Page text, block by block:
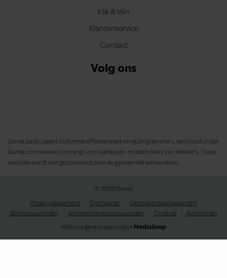
Klik & Win
Klantenservice
Contact
Volg ons
Santé participeert in diverse affiliate marketing programma’s, dat houdt in dat
Santé commissies ontvangt voor aankopen middels links van retailers. Deze
website wordt niet gesponsord door de genoemde webwinkels.
© 2026 Santé
Privacy statement
Disclaimer
Gebruikersvoorwaarden
Spelvoorwaarden
Abonnementsvoorwaarden Cookies
Adverteren
Website gerealiseerd doorMediaSoep